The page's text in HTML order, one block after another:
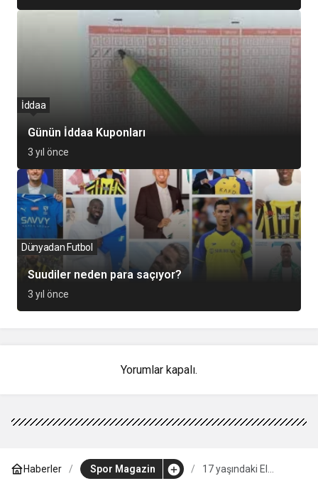
Günün İddaa Kuponları
İddaa
3 yıl önce
Suudiler neden para saçıyor?
Dünyadan Futbol
3 yıl önce
Yorumlar kapalı.
Haberler Spor Magazin
17 yaşındaki El